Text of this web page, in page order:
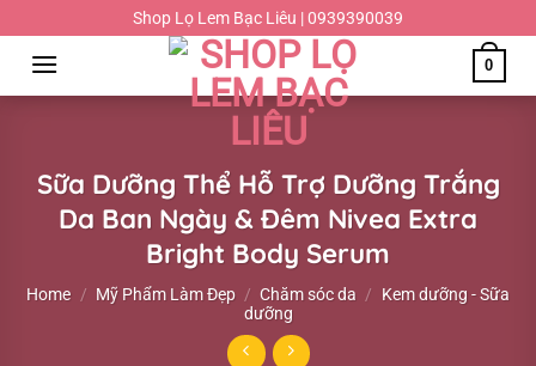
đến
dung
Shop Lọ Lem Bạc Liêu | 0939390039
0
Sữa Dưỡng Thể Hỗ Trợ Dưỡng Trắng
Da Ban Ngày & Đêm Nivea Extra
Bright Body Serum
Home / Mỹ Phẩm Làm Đẹp / Chăm sóc da /
Kem dưỡng - Sữa
dưỡng